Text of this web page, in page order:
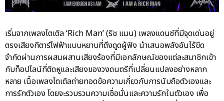
เริ่มจากเพลงไตเติล ‘Rich Man’ (ริช แมน) เพลงแดนซ์ที่มีจุดเด่นอยู่
ตรงเสียงกีตาร์ไฟฟ้าแบบหยาบที่ดึงดูดผู้ฟัง นำเสนอพลังอันไร้ขีด
จำกัดผ่านการผสมผสานเสียงร้องที่มีเอกลักษณ์ของแต่ละสมาชิกเข้า
กับท็อปไลน์ที่ติดหูและเสียงของวงดนตรีที่เปลี่ยนแปลงอย่างหลาก
หลาย เนื้อเพลงไตเติลถ่ายทอดข้อความเกี่ยวกับการนับถือตัวเองและ
การรักตัวเอง โดยจะรวบรวมความเชื่อมั่นและความรักในตัวเอง เพื่อ